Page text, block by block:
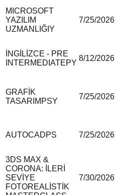
MICROSOFT
YAZILIM
UZMANLIĞI Y
7/25/2026
İNGİLİZCE - PRE
INTERMEDIATEPY
8/12/2026
GRAFİK
TASARIM PSY
7/25/2026
AUTOCADPS 7/25/2026
3DS MAX &
CORONA: İLERİ
SEVİYE
FOTOREALİSTİK
7/30/2026